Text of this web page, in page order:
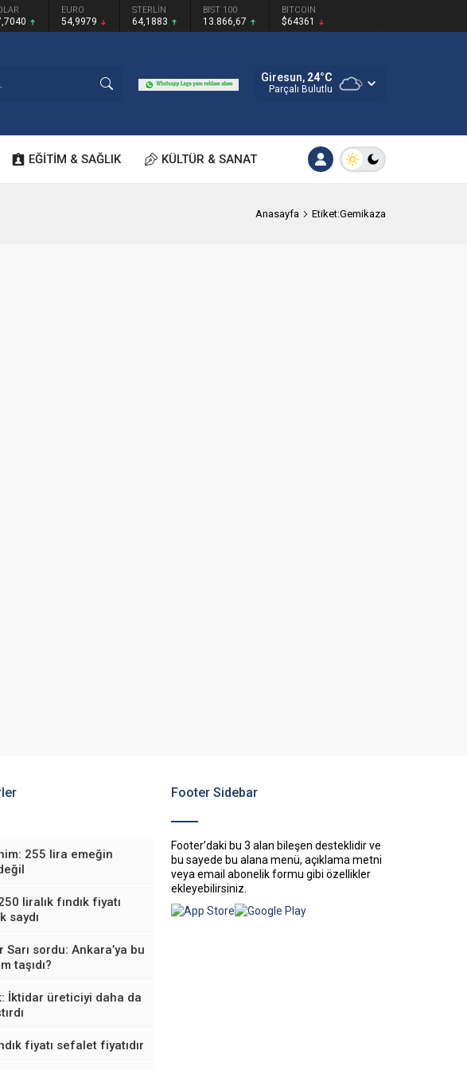
EURO
54,9979
STERLİN
64,1883
BIST 100
13.866,67
BITCOIN
$64361
Giresun, 24°C
Parçalı Bulutlu
EĞİTİM & SAĞLIK KÜLTÜR & SANAT
Anasayfa Etiket:Gemikaza
255 lira emeğin
liralık fındık fiyatı
saydı
Sarı sordu: Ankara’ya bu
taşıdı?
İktidar üreticiyi daha da
fiyatı sefalet fiyatıdır
Footer Sidebar
Footer’daki bu 3 alan bileşen desteklidir ve
bu sayede bu alana menü, açıklama metni
veya email abonelik formu gibi özellikler
ekleyebilirsiniz.